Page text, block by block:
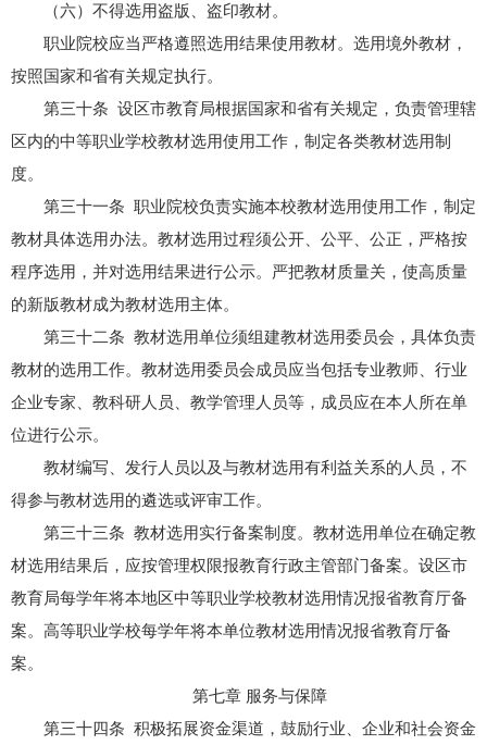
（六）不得选用盗版、盗印教材。
职业院校应当严格遵照选用结果使用教材。选用境外教材，
按照国家和省有关规定执行。
第三十条 设区市教育局根据国家和省有关规定，负责管理辖
区内的中等职业学校教材选用使用工作，制定各类教材选用制
度。
第三十一条 职业院校负责实施本校教材选用使用工作，制定
教材具体选用办法。教材选用过程须公开、公平、公正，严格按
程序选用，并对选用结果进行公示。严把教材质量关，使高质量
的新版教材成为教材选用主体。
第三十二条 教材选用单位须组建教材选用委员会，具体负责
教材的选用工作。教材选用委员会成员应当包括专业教师、行业
企业专家、教科研人员、教学管理人员等，成员应在本人所在单
位进行公示。
教材编写、发行人员以及与教材选用有利益关系的人员，不
得参与教材选用的遴选或评审工作。
第三十三条 教材选用实行备案制度。教材选用单位在确定教
材选用结果后，应按管理权限报教育行政主管部门备案。设区市
教育局每学年将本地区中等职业学校教材选用情况报省教育厅备
案。高等职业学校每学年将本单位教材选用情况报省教育厅备
案。
第七章 服务与保障
第三十四条 积极拓展资金渠道，鼓励行业、企业和社会资金